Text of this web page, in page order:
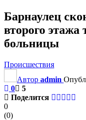
Барнаулец
второго этажа
больницы
Происшествия
Автор admin
0
5
Поделится
0
(0)